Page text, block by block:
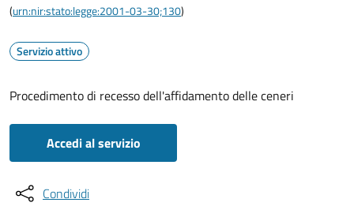
(urn:nir:stato:legge:2001-03-30;130)
Servizio attivo
Procedimento di recesso dell'affidamento delle ceneri
Accedi al servizio
Condividi